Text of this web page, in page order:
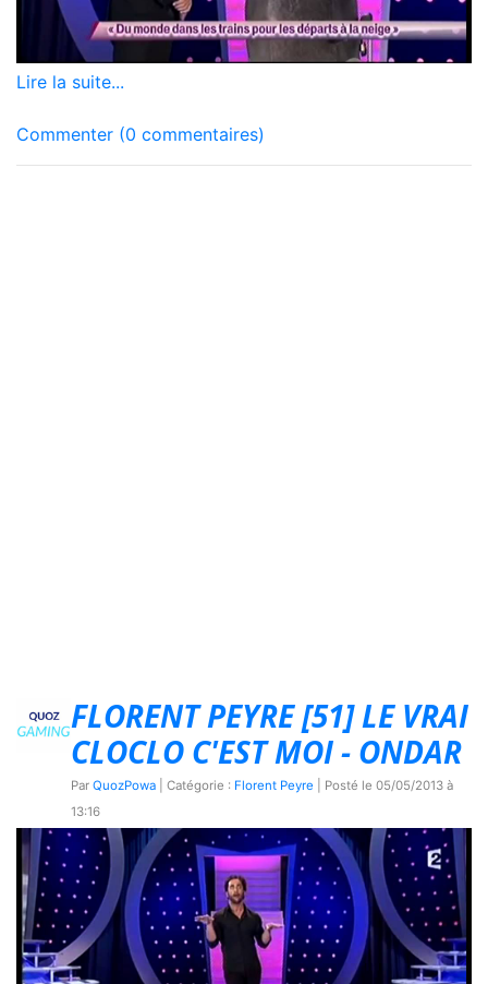
Lire la suite...
Commenter (0 commentaires)
FLORENT PEYRE [51] LE VRAI
CLOCLO C'EST MOI - ONDAR
Par QuozPowa | Catégorie : Florent Peyre | Posté le 05/05/2013 à
13:16